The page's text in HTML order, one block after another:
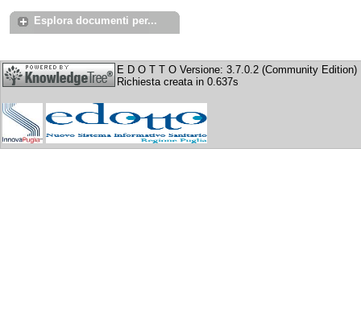
Esplora documenti per...
E D O T T O Versione: 3.7.0.2 (Community Edition)
Richiesta creata in 0.637s